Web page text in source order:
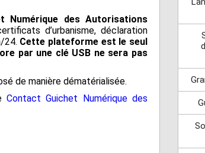
Numérique des Autorisations
d’urbanisme, déclaration
24. Cette plateforme est le seul
par une clé USB ne sera pas
de manière dématérialisée.
Contact Guichet Numérique des